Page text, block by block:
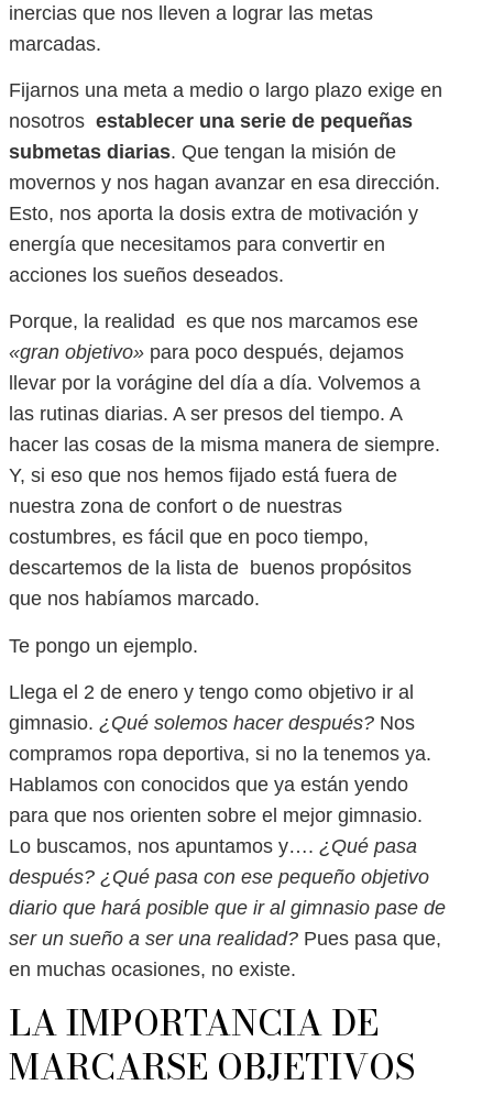
inercias que nos lleven a lograr las metas
marcadas.
Fijarnos una meta a medio o largo plazo exige en
nosotros establecer una serie de pequeñas
submetas diarias. Que tengan la misión de
movernos y nos hagan avanzar en esa dirección.
Esto, nos aporta la dosis extra de motivación y
energía que necesitamos para convertir en
acciones los sueños deseados.
Porque, la realidad es que nos marcamos ese
«gran objetivo» para poco después, dejamos
llevar por la vorágine del día a día. Volvemos a
las rutinas diarias. A ser presos del tiempo. A
hacer las cosas de la misma manera de siempre.
Y, si eso que nos hemos fijado está fuera de
nuestra zona de confort o de nuestras
costumbres, es fácil que en poco tiempo,
descartemos de la lista de buenos propósitos
que nos habíamos marcado.
Te pongo un ejemplo.
Llega el 2 de enero y tengo como objetivo ir al
gimnasio. ¿Qué solemos hacer después? Nos
compramos ropa deportiva, si no la tenemos ya.
Hablamos con conocidos que ya están yendo
para que nos orienten sobre el mejor gimnasio.
Lo buscamos, nos apuntamos y…. ¿Qué pasa
después? ¿Qué pasa con ese pequeño objetivo
diario que hará posible que ir al gimnasio pase de
ser un sueño a ser una realidad? Pues pasa que,
en muchas ocasiones, no existe.
LA IMPORTANCIA DE
MARCARSE OBJETIVOS